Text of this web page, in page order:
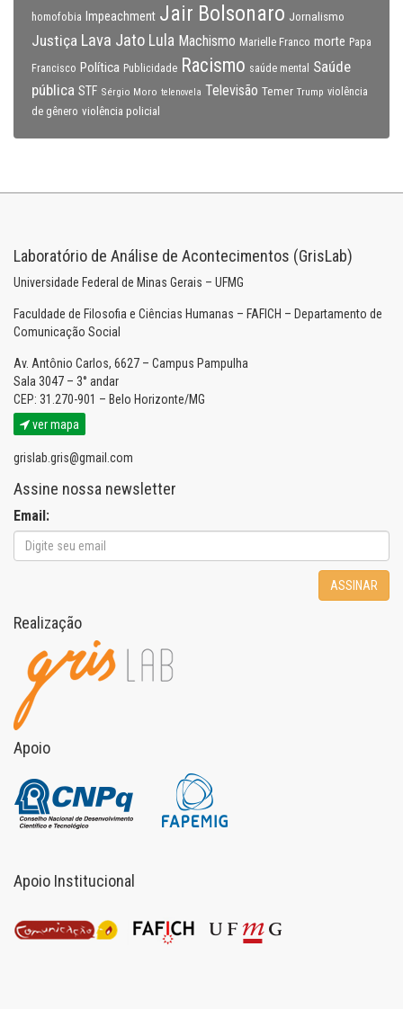
homofobia Impeachment Jair Bolsonaro Jornalismo
Justiça Lava Jato Lula Machismo Marielle Franco morte Papa
Francisco Política Publicidade Racismo saúde mental
Saúde
pública STF Sérgio Moro telenovela Televisão Temer Trump violência
de gênero violência policial
Laboratório de Análise de Acontecimentos (GrisLab)
Universidade Federal de Minas Gerais – UFMG
Faculdade de Filosofia e Ciências Humanas – FAFICH – Departamento de
Comunicação Social
Av. Antônio Carlos, 6627 – Campus Pampulha
Sala 3047 – 3° andar
CEP: 31.270-901 – Belo Horizonte/MG
ver mapa
grislab.gris@gmail.com
Assine nossa newsletter
Email:
ASSINAR
Realização
Apoio
Apoio Institucional